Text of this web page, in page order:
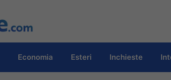
Economia Esteri Inchieste